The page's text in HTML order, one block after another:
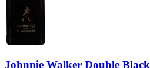
Johnnie Walker Double Black